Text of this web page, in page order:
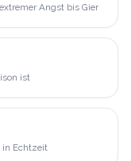
Angst bis Gier
ist
in Echtzeit